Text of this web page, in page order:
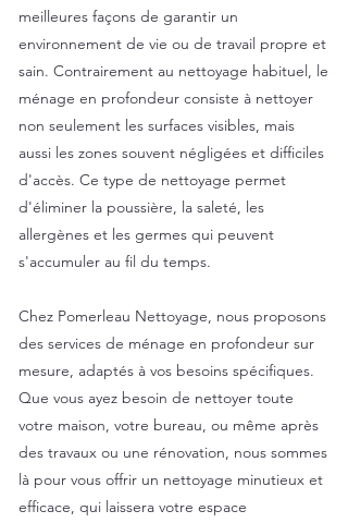
meilleures façons de garantir un
environnement de vie ou de travail propre et
sain. Contrairement au nettoyage habituel, le
ménage en profondeur consiste à nettoyer
non seulement les surfaces visibles, mais
aussi les zones souvent négligées et difficiles
d'accès. Ce type de nettoyage permet
d'éliminer la poussière, la saleté, les
allergènes et les germes qui peuvent
s'accumuler au fil du temps.
Chez Pomerleau Nettoyage, nous proposons
des services de ménage en profondeur sur
mesure, adaptés à vos besoins spécifiques.
Que vous ayez besoin de nettoyer toute
votre maison, votre bureau, ou même après
des travaux ou une rénovation, nous sommes
là pour vous offrir un nettoyage minutieux et
efficace, qui laissera votre espace